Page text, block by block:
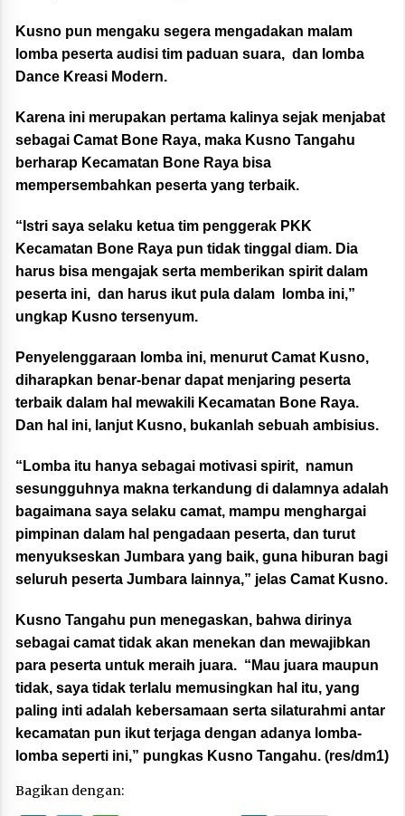
Kusno pun mengaku segera mengadakan malam
lomba peserta audisi tim paduan suara, dan lomba
Dance Kreasi Modern.
Karena ini merupakan pertama kalinya sejak menjabat
sebagai Camat Bone Raya, maka Kusno Tangahu
berharap Kecamatan Bone Raya bisa
mempersembahkan peserta yang terbaik.
“Istri saya selaku ketua tim penggerak PKK
Kecamatan Bone Raya pun tidak tinggal diam. Dia
harus bisa mengajak serta memberikan spirit dalam
peserta ini, dan harus ikut pula dalam lomba ini,”
ungkap Kusno tersenyum.
Penyelenggaraan lomba ini, menurut Camat Kusno,
diharapkan benar-benar dapat menjaring peserta
terbaik dalam hal mewakili Kecamatan Bone Raya.
Dan hal ini, lanjut Kusno, bukanlah sebuah ambisius.
“Lomba itu hanya sebagai motivasi spirit, namun
sesungguhnya makna terkandung di dalamnya adalah
bagaimana saya selaku camat, mampu menghargai
pimpinan dalam hal pengadaan peserta, dan turut
menyukseskan Jumbara yang baik, guna hiburan bagi
seluruh peserta Jumbara lainnya,” jelas Camat Kusno.
Kusno Tangahu pun menegaskan, bahwa dirinya
sebagai camat tidak akan menekan dan mewajibkan
para peserta untuk meraih juara. “Mau juara maupun
tidak, saya tidak terlalu memusingkan hal itu, yang
paling inti adalah kebersamaan serta silaturahmi antar
kecamatan pun ikut terjaga dengan adanya lomba-
lomba seperti ini,” pungkas Kusno Tangahu. (res/dm1)
Bagikan dengan: